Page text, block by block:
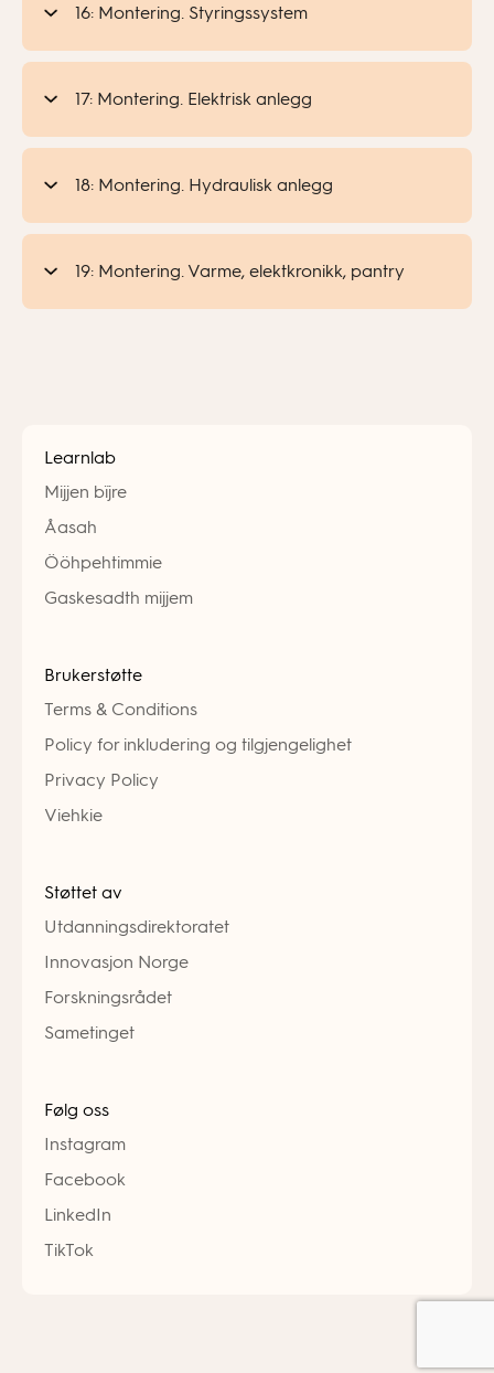
16: Montering. Styringssystem
17: Montering. Elektrisk anlegg
18: Montering. Hydraulisk anlegg
19: Montering. Varme, elektkronikk, pantry
Learnlab
Mijjen bïjre
Åasah
Ööhpehtimmie
Gaskesadth mijjem
Brukerstøtte
Terms & Conditions
Policy for inkludering og tilgjengelighet
Privacy Policy
Viehkie
Støttet av
Utdanningsdirektoratet
Innovasjon Norge
Forskningsrådet
Sametinget
Følg oss
Instagram
Facebook
LinkedIn
TikTok